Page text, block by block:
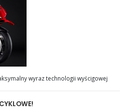
wyraz technologii wyścigowej